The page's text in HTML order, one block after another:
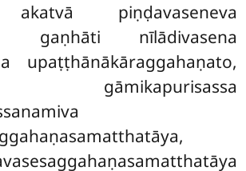
piṇḍavaseneva
gaṇhāti nīlādivasena
upaṭṭhānākāraggahaṇato,